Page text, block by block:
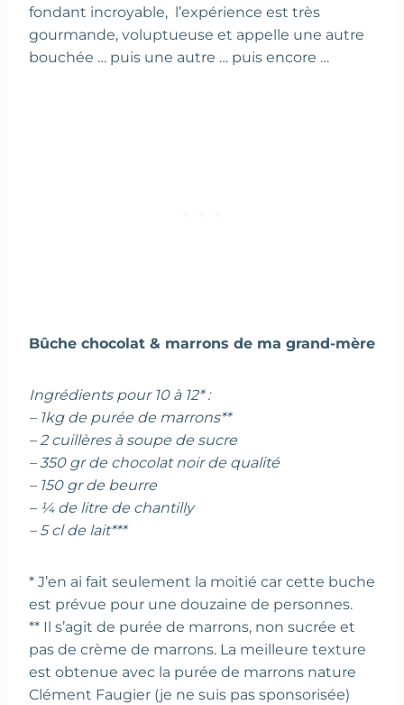
fondant incroyable, l’expérience est très
gourmande, voluptueuse et appelle une autre
bouchée … puis une autre … puis encore …
Bûche chocolat & marrons de ma grand-mère
Ingrédients pour 10 à 12* :
– 1kg de purée de marrons**
– 2 cuillères à soupe de sucre
– 350 gr de chocolat noir de qualité
– 150 gr de beurre
– ¼ de litre de chantilly
– 5 cl de lait***
* J’en ai fait seulement la moitié car cette buche
est prévue pour une douzaine de personnes.
** Il s’agit de purée de marrons, non sucrée et
pas de crème de marrons. La meilleure texture
est obtenue avec la purée de marrons nature
Clément Faugier (je ne suis pas sponsorisée)